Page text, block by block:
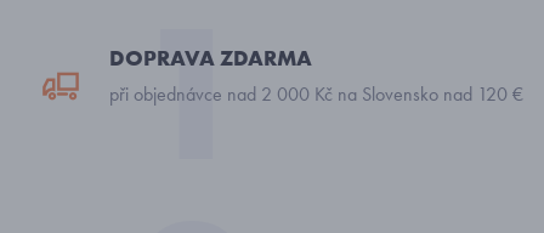
DOPRAVA ZDARMA
při objednávce nad 2 000 Kč na Slovensko nad 120 €